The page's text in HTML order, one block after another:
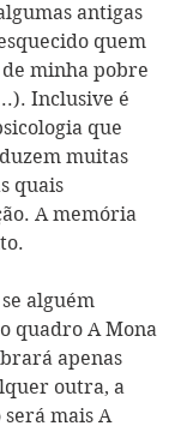
antigas
quem
de minha pobre
Inclusive é
que
muitas
quais
A memória
alguém
quadro A Mona
apenas
outra, a
mais A